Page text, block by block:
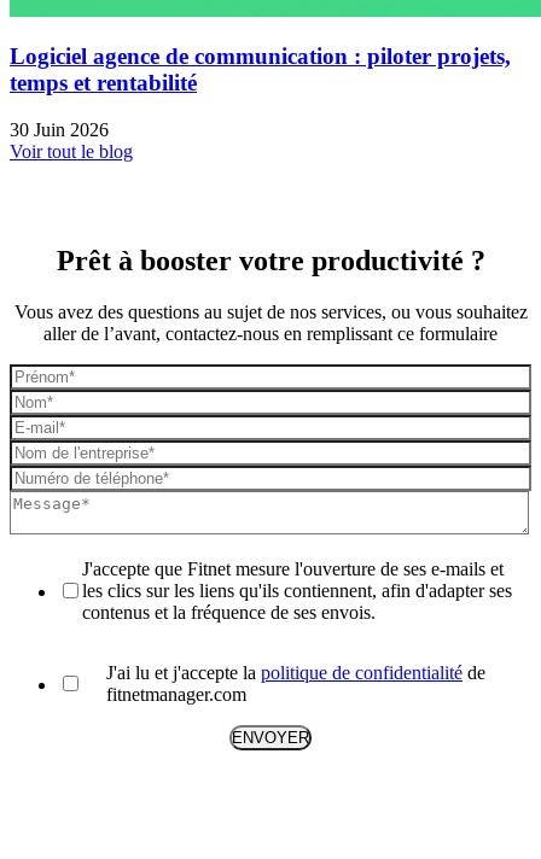
Logiciel agence de communication : piloter projets,
temps et rentabilité
30 Juin 2026
Voir tout le blog
Prêt à booster votre productivité ?
Vous avez des questions au sujet de nos services, ou vous souhaitez
aller de l’avant, contactez-nous en remplissant ce formulaire
J'accepte que Fitnet mesure l'ouverture de ses e-mails et
les clics sur les liens qu'ils contiennent, afin d'adapter ses
contenus et la fréquence de ses envois.
J'ai lu et j'accepte la politique de confidentialité de
fitnetmanager.com